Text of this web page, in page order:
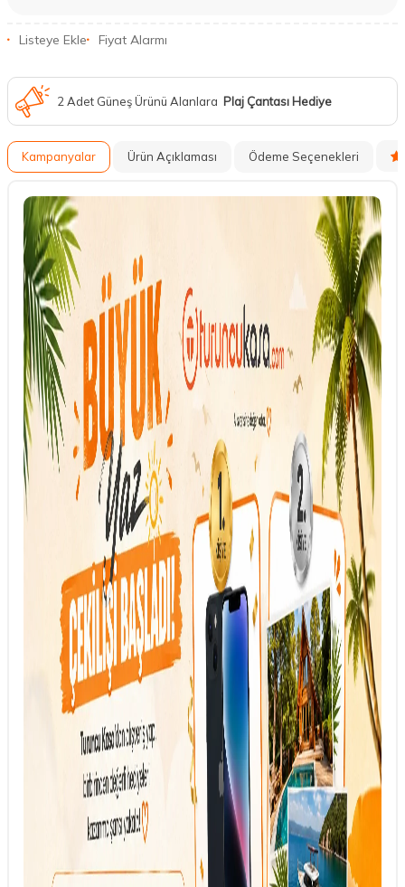
Listeye Ekle Fiyat Alarmı
2 Adet Güneş Ürünü Alanlara Plaj Çantası Hediye
Kampanyalar Ürün Açıklaması Ödeme Seçenekleri